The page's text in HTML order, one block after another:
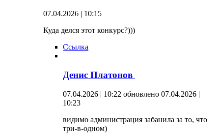
07.04.2026 | 10:15
Куда делся этот конкурс?)))
Ссылка
Денис Платонов
07.04.2026 | 10:22 обновлено 07.04.2026 |
10:23
видимо администрация забанила за то, что
три-в-одном)